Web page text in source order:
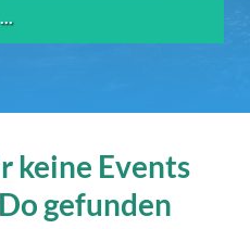
keine Events
gefunden